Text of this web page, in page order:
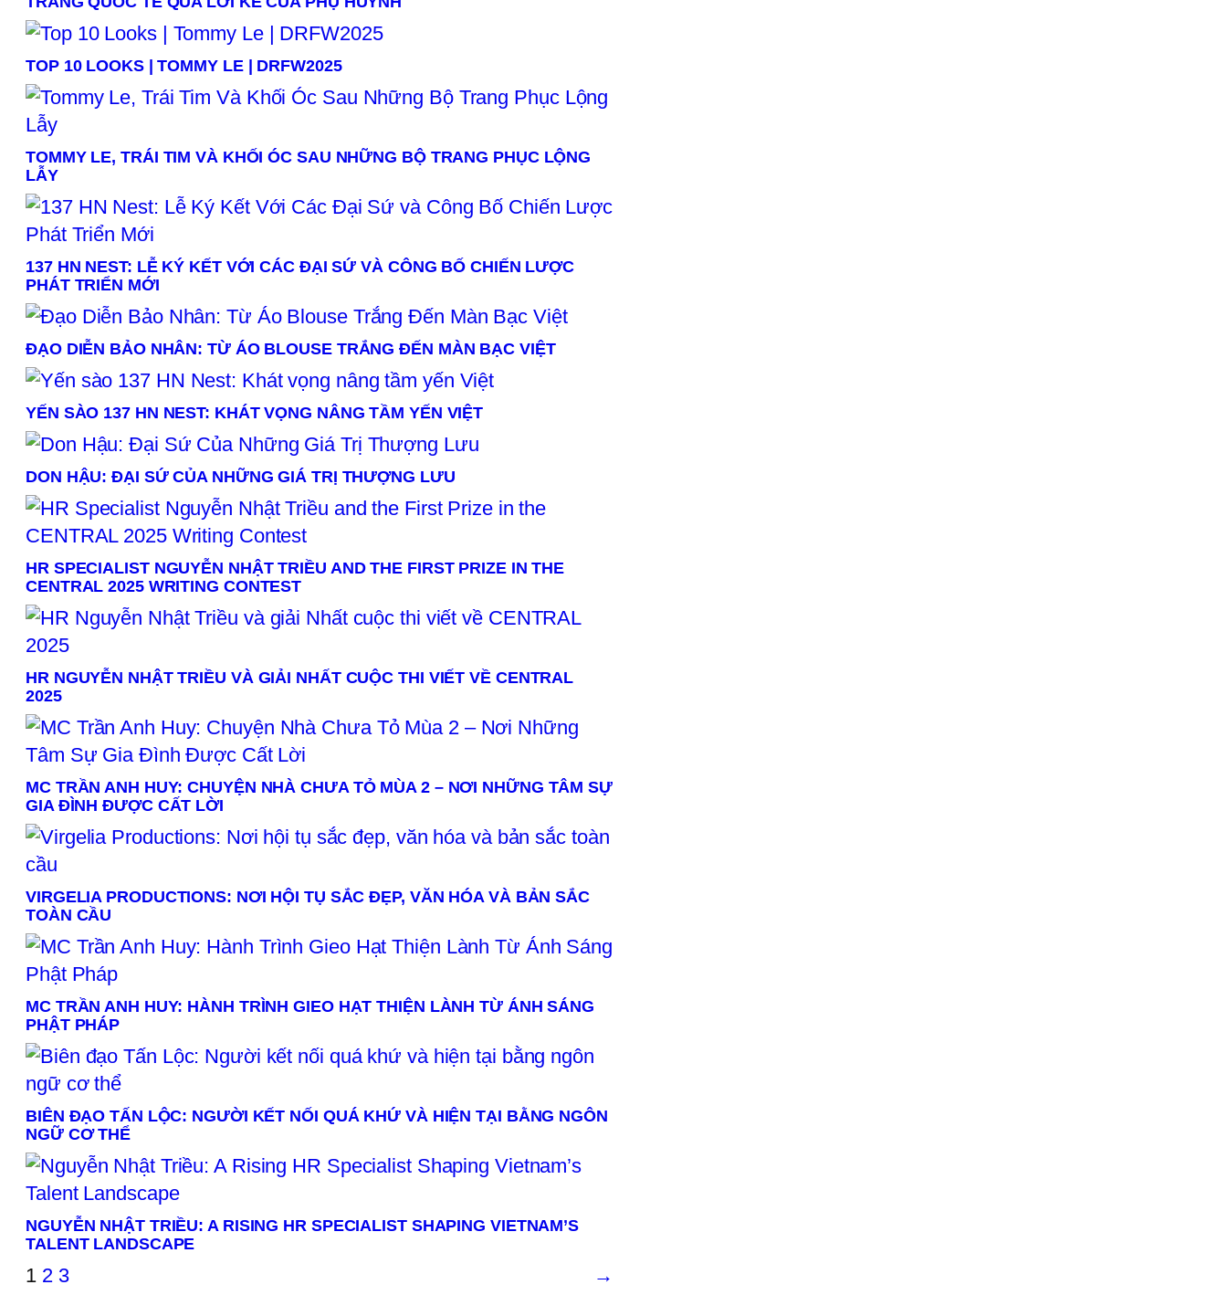
TOP 10 LOOKS | TOMMY LE | DRFW2025
TOMMY LE, TRÁI TIM VÀ KHỐI ÓC SAU NHỮNG BỘ TRANG PHỤC LỘNG
LẪY
137 HN NEST: LỄ KÝ KẾT VỚI CÁC ĐẠI SỨ VÀ CÔNG BỐ CHIẾN LƯỢC
PHÁT TRIỂN MỚI
ĐẠO DIỄN BẢO NHÂN: TỪ ÁO BLOUSE TRẮNG ĐẾN MÀN BẠC VIỆT
YẾN SÀO 137 HN NEST: KHÁT VỌNG NÂNG TẦM YẾN VIỆT
DON HẬU: ĐẠI SỨ CỦA NHỮNG GIÁ TRỊ THƯỢNG LƯU
HR SPECIALIST NGUYỄN NHẬT TRIỀU AND THE FIRST PRIZE IN THE
CENTRAL 2025 WRITING CONTEST
HR NGUYỄN NHẬT TRIỀU VÀ GIẢI NHẤT CUỘC THI VIẾT VỀ CENTRAL
2025
MC TRẦN ANH HUY: CHUYỆN NHÀ CHƯA TỎ MÙA 2 – NƠI NHỮNG TÂM SỰ
GIA ĐÌNH ĐƯỢC CẤT LỜI
VIRGELIA PRODUCTIONS: NƠI HỘI TỤ SẮC ĐẸP, VĂN HÓA VÀ BẢN SẮC
TOÀN CẦU
MC TRẦN ANH HUY: HÀNH TRÌNH GIEO HẠT THIỆN LÀNH TỪ ÁNH SÁNG
PHẬT PHÁP
BIÊN ĐẠO TẤN LỘC: NGƯỜI KẾT NỐI QUÁ KHỨ VÀ HIỆN TẠI BẰNG NGÔN
NGỮ CƠ THỂ
NGUYỄN NHẬT TRIỀU: A RISING HR SPECIALIST SHAPING VIETNAM’S
TALENT LANDSCAPE
1 2 3 →